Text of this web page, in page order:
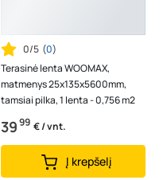
0/5 (0)
Terasinė lenta WOOMAX,
matmenys 25x135x5600mm,
tamsiai pilka, 1 lenta - 0,756 m2
3999 € / vnt.
Į krepšelį